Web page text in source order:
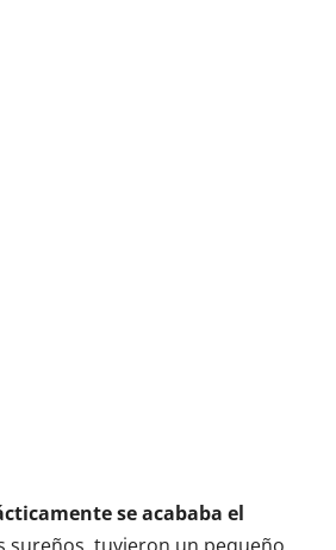
se acababa el